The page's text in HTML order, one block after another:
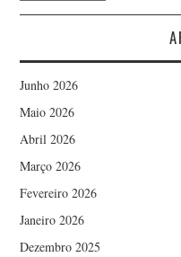
Junho 2026
Maio 2026
Abril 2026
Março 2026
Fevereiro 2026
Janeiro 2026
Dezembro 2025